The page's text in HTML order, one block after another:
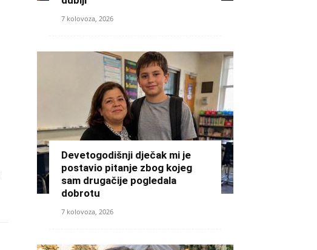
7 kolovoza, 2026
Devetogodišnji dječak mi je
postavio pitanje zbog kojeg
sam drugačije pogledala
dobrotu
7 kolovoza, 2026